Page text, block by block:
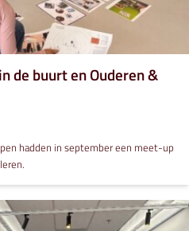
de buurt en Ouderen &
hadden in september een meet-up